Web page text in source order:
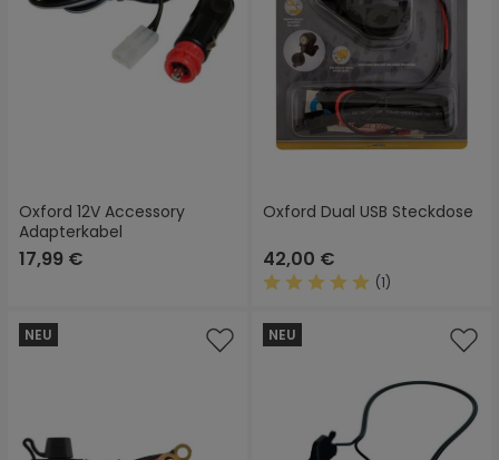
Oxford 12V Accessory
Adapterkabel
17,99 €
Oxford Dual USB Steckdose
42,00 €
(1)
NEU NEU